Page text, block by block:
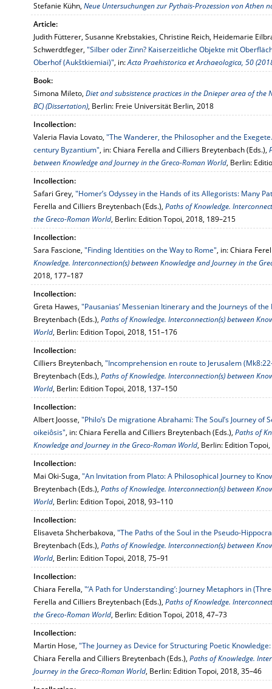
Stefanie Kühn, Neue Untersuchungen zur Pythaïs-Prozession von Athen
Article:
Judith Fütterer, Susanne Krebstakies, Christine Reich, Heidemarie
Schwerdtfeger, "Silber oder Zinn? Kaiserzeitliche Objekte mit
Oberhof (Aukštkiemiai)", in:Acta Praehistorica et Archaeologica, 50
Book:
Simona Mileto, Diet and subsistence practices in the Dnieper area of
BC) (Dissertation), Berlin: Freie Universität Berlin, 2018
Incollection:
Valeria Flavia Lovato, "The Wanderer, the Philosopher and the
century Byzantium", in: Chiara Ferella and Cilliers Breytenbach (Eds.),
between Knowledge and Journey in the Greco-Roman World, Berlin:
Incollection:
Safari Grey, "Homer’s Odyssey in the Hands of its Allegorists: Many
Ferella and Cilliers Breytenbach (Eds.), Paths of Knowledge.
the Greco-Roman World, Berlin: Edition Topoi, 2018, 189–215
Incollection:
Sara Fascione, "Finding Identities on the Way to Rome", in: Chiara
Knowledge. Interconnection(s) between Knowledge and Journey in the
2018, 177–187
Incollection:
Greta Hawes, "Pausanias’ Messenian Itinerary and the Journeys of the
Breytenbach (Eds.), Paths of Knowledge. Interconnection(s) between
World, Berlin: Edition Topoi, 2018, 151–176
Incollection:
Cilliers Breytenbach, "Incomprehension en route to Jerusalem
Breytenbach (Eds.), Paths of Knowledge. Interconnection(s) between
World, Berlin: Edition Topoi, 2018, 137–150
Incollection:
Albert Joosse, "Philo’s De migratione Abrahami: The Soul’s Journey of
oikeiôsis", in: Chiara Ferella and Cilliers Breytenbach (Eds.), Paths of
Knowledge and Journey in the Greco-Roman World, Berlin: Edition
Incollection:
Mai Oki-Suga, "An Invitation from Plato: A Philosophical Journey to
Breytenbach (Eds.), Paths of Knowledge. Interconnection(s) between
World, Berlin: Edition Topoi, 2018, 93–110
Incollection:
Elisaveta Shcherbakova, "The Paths of the Soul in the Pseudo-
Breytenbach (Eds.), Paths of Knowledge. Interconnection(s) between
World, Berlin: Edition Topoi, 2018, 75–91
Incollection:
Chiara Ferella, "‘A Path for Understanding’: Journey Metaphors in
Ferella and Cilliers Breytenbach (Eds.), Paths of Knowledge.
the Greco-Roman World, Berlin: Edition Topoi, 2018, 47–73
Incollection:
Martin Hose, "The Journey as Device for Structuring Poetic
Chiara Ferella and Cilliers Breytenbach (Eds.), Paths of Knowledge.
Journey in the Greco-Roman World, Berlin: Edition Topoi, 2018, 35–46